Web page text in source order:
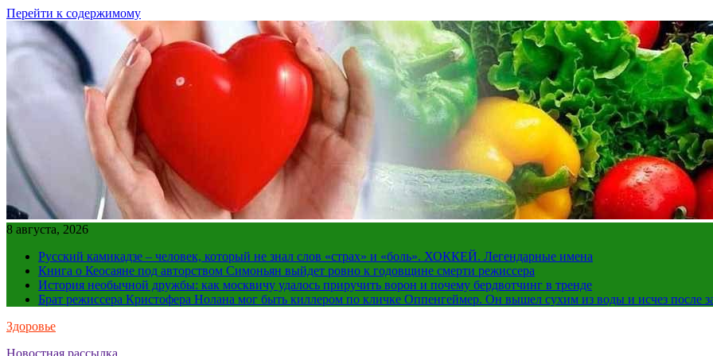
Перейти к содержимому
8 августа, 2026
Русский камикадзе – человек, который не знал слов «страх» и «боль». ХОККЕЙ. Легендарные имена
Книга о Кеосаяне под авторством Симоньян выйдет ровно к годовщине смерти режиссера
История необычной дружбы: как москвичу удалось приручить ворон и почему бердвотчинг в тренде
Брат режиссера Кристофера Нолана мог быть киллером по кличке Оппенгеймер. Он вышел сухим из воды и исчез после
Здоровье
Новостная рассылка